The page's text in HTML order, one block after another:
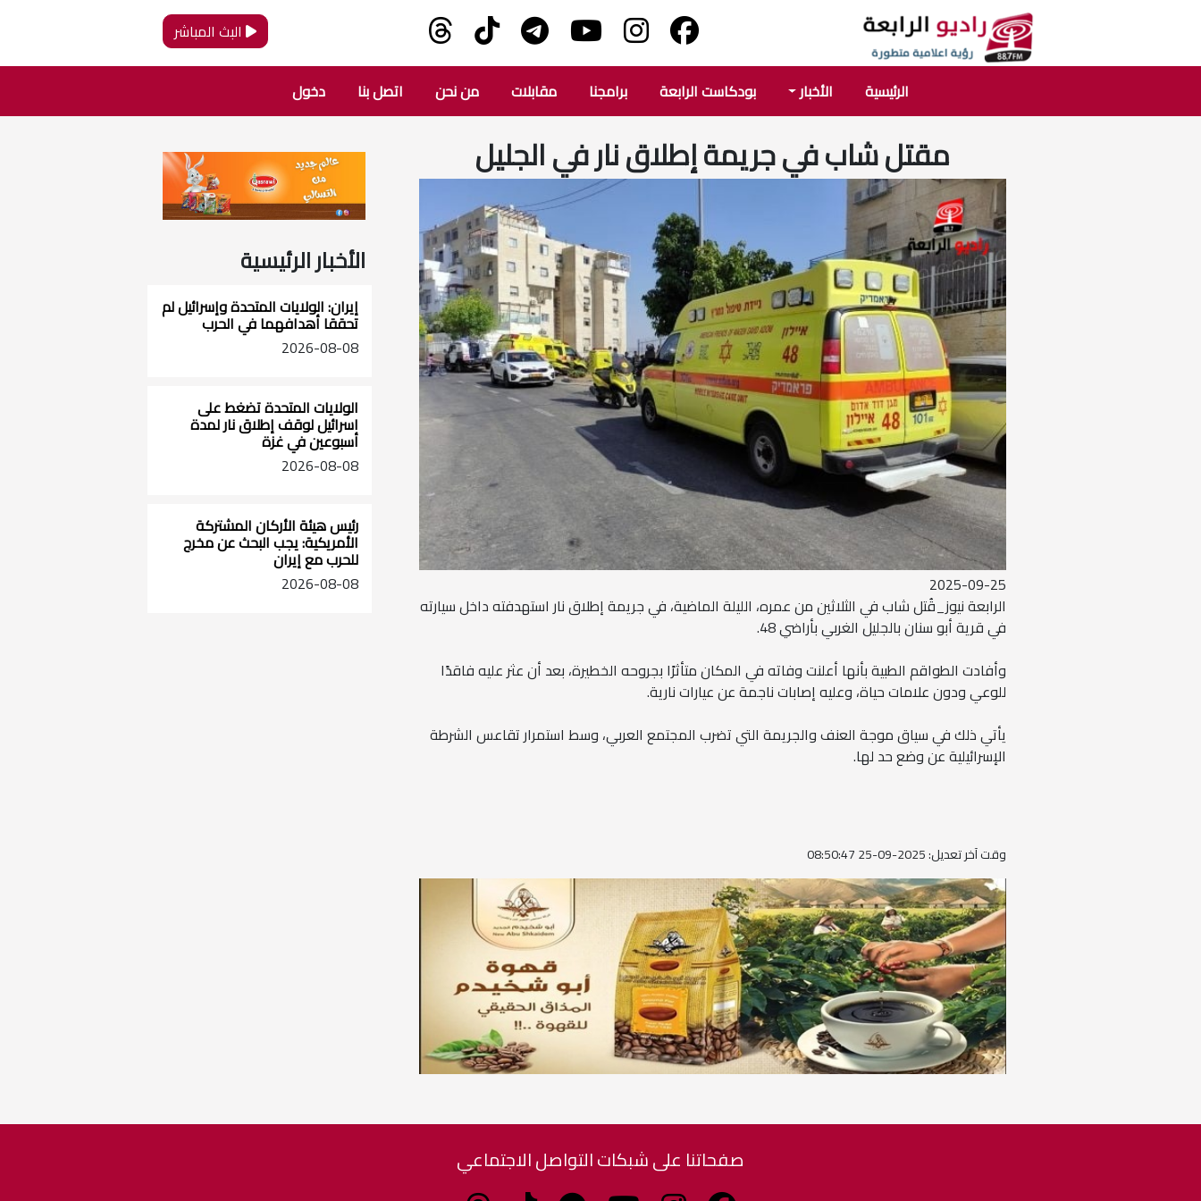
البث المباشر
الرئيسية الأخبار بودكاست الرابعة برامجنا مقابلات من نحن اتصل بنا دخول
مقتل شاب في جريمة إطلاق نار في الجليل
2025-09-25
الرابعة نيوز_قُتل شاب في الثلاثين من عمره، الليلة الماضية، في جريمة إطلاق نار استهدفته داخل سيارته
في قرية أبو سنان بالجليل الغربي بأراضي 48.
وأفادت الطواقم الطبية بأنها أعلنت وفاته في المكان متأثرًا بجروحه الخطيرة، بعد أن عثر عليه فاقدًا
للوعي ودون علامات حياة، وعليه إصابات ناجمة عن عيارات نارية.
يأتي ذلك في سياق موجة العنف والجريمة التي تضرب المجتمع العربي، وسط استمرار تقاعس الشرطة
الإسرائيلية عن وضع حد لها.
وقت آخر تعديل: 2025-09-25 08:50:47
الأخبار الرئيسية
إيران: الولايات المتحدة وإسرائيل لم
تحققا أهدافهما في الحرب
2026-08-08
الولايات المتحدة تضغط على
اسرائيل لوقف إطلاق نار لمدة
أسبوعين في غزة
2026-08-08
رئيس هيئة الأركان المشتركة
الأمريكية: يجب البحث عن مخرج
للحرب مع إيران
2026-08-08
صفحاتنا على شبكات التواصل الاجتماعي